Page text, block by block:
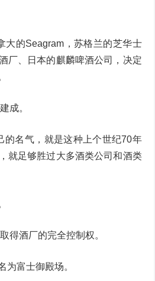
大的Seagram，苏格兰的芝华士
厂、日本的麒麟啤酒公司，决定
成。
的名气，就是这种上个世纪70年
就足够胜过大多酒类公司和酒类
得酒厂的完全控制权。
为富士御殿场。